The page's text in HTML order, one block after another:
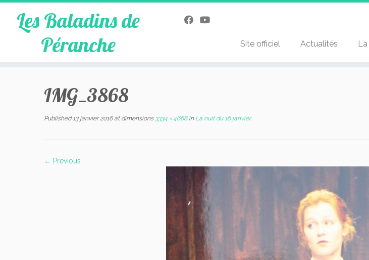
Les Baladins de
Péranche
Site officiel Actualités
IMG_3868
Published 13 janvier 2016at dimensions3334 × 4668inLa nuit du 16 janvier.
← Previous